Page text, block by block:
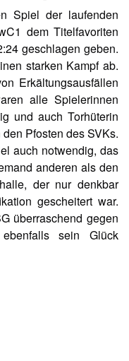
Spiel der laufenden
dem Titelfavoriten
geschlagen geben.
starken Kampf ab.
Erkältungsausfällen
alle Spielerinnen
und auch Torhüterin
Pfosten des SVKs.
auch notwendig, das
anderen als den
der nur denkbar
gescheitert war.
überraschend gegen
sein Glück